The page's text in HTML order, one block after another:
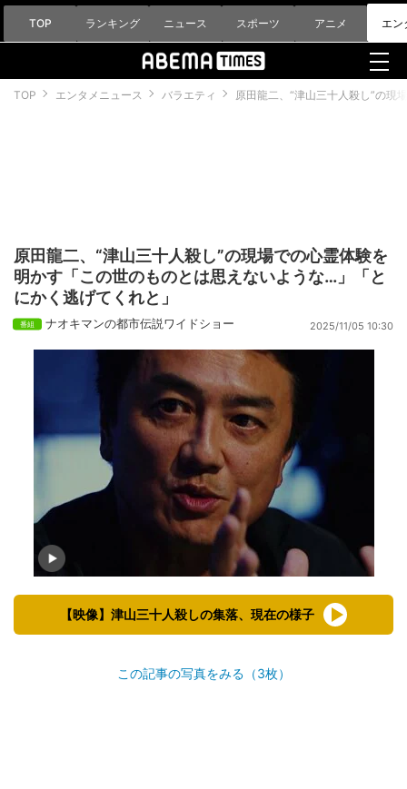
TOP ランキング ニュース スポーツ アニメ エン
TOP エンタメニュース バラエティ 原田龍二、“津山三十人殺し”の現
原田龍二、“津山三十人殺し”の現場での心霊体験を
明かす「この世のものとは思えないような…」「と
にかく逃げてくれと」
ナオキマンの都市伝説ワイドショー 2025/11/05 10:30
【映像】津山三十人殺しの集落、現在の様子
この記事の写真をみる（3枚）